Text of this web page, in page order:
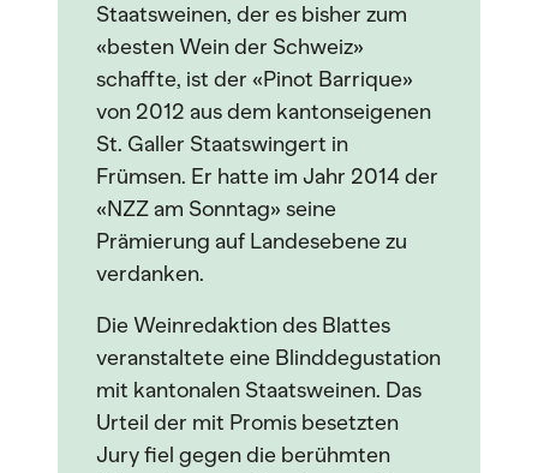
Staatsweinen, der es bisher zum
«besten Wein der Schweiz»
schaffte, ist der «Pinot Barrique»
von 2012 aus dem kantonseigenen
St. Galler Staatswingert in
Frümsen. Er hatte im Jahr 2014 der
«NZZ am Sonntag» seine
Prämierung auf Landesebene zu
verdanken.
Die Weinredaktion des Blattes
veranstaltete eine Blinddegustation
mit kantonalen Staatsweinen. Das
Urteil der mit Promis besetzten
Jury fiel gegen die berühmten